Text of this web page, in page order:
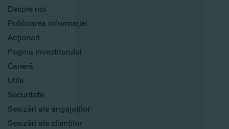
Despre noi
Publicarea informaţiei
Acţionari
Pagina investitorului
Carieră
Utile
Securitate
Sesizări ale angajaților
Sesizări ale clienților